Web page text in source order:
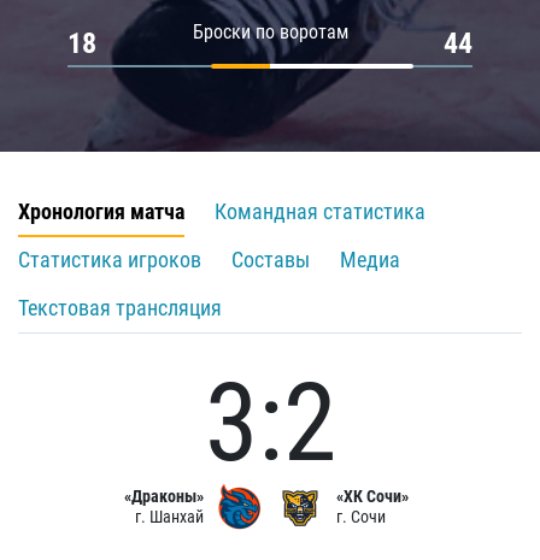
Броски по воротам
18 44
Хронология матча
Командная статистика
Статистика игроков
Составы
Медиа
Текстовая трансляция
«Драконы»
г. Шанхай
3:2
«ХК Сочи»
г. Сочи